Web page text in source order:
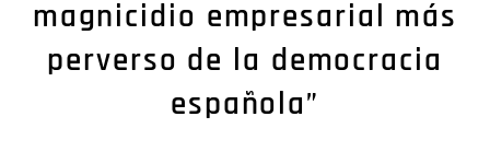
magnicidio empresarial más
perverso de la democracia
española”